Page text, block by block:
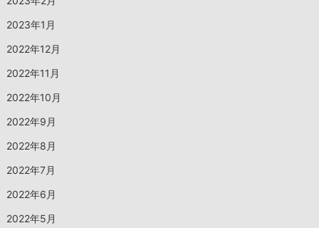
2023年1月
2022年12月
2022年11月
2022年10月
2022年9月
2022年8月
2022年7月
2022年6月
2022年5月